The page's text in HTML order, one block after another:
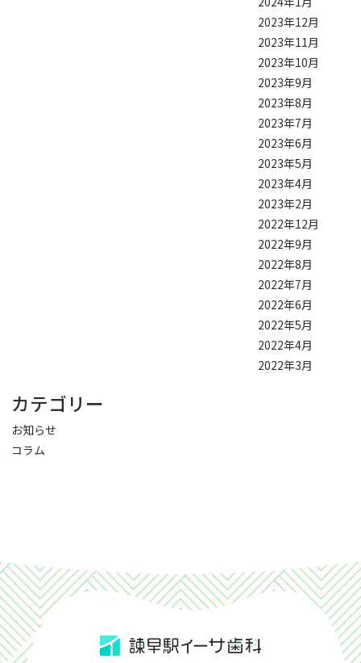
2023年12月
2023年11月
2023年10月
2023年9月
2023年8月
2023年7月
2023年6月
2023年5月
2023年4月
2023年2月
2022年12月
2022年9月
2022年8月
2022年7月
2022年6月
2022年5月
2022年4月
2022年3月
カテゴリー
お知らせ
コラム